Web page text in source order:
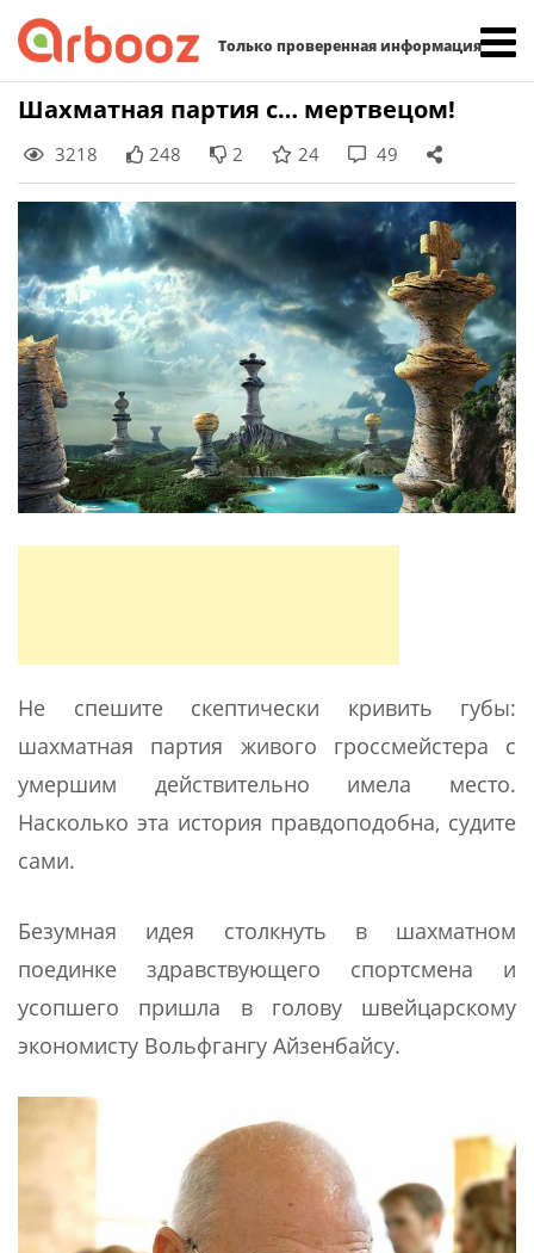
Только проверенная информация
Skip
content
Шахматная партия с… мертвецом!
3218 248 2 24 49
Не спешите скептически кривить губы:
шахматная партия живого гроссмейстера с
умершим действительно имела место.
Насколько эта история правдоподобна, судите
сами.
Безумная идея столкнуть в шахматном
поединке здравствующего спортсмена и
усопшего пришла в голову швейцарскому
экономисту Вольфгангу Айзенбайсу.
Найти: